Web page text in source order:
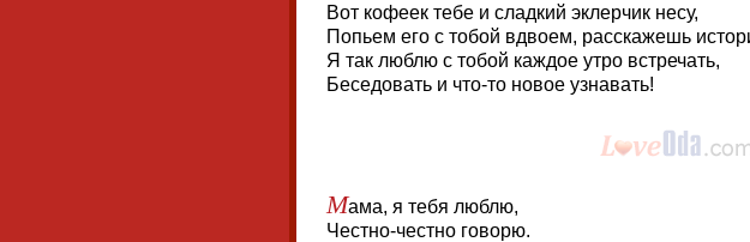
Вот кофеек тебе и сладкий эклерчик несу,
Попьем его с тобой вдвоем, расскажешь
Я так люблю с тобой каждое утро встречать,
Беседовать и что-то новое узнавать!
Мама, я тебя люблю,
Честно-честно говорю.